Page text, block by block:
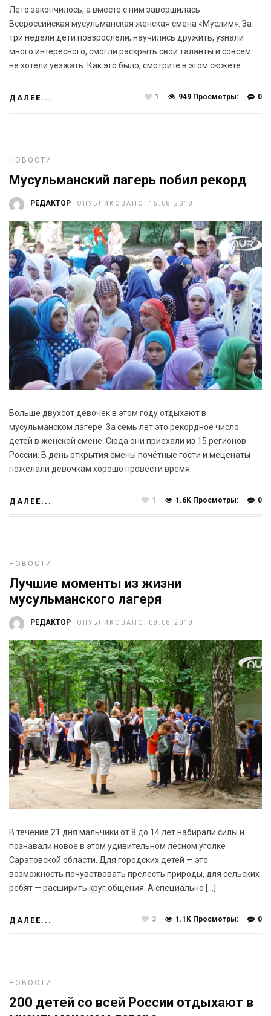
Лето закончилось, а вместе с ним завершилась
Всероссийская мусульманская женская смена «Муслим». За
три недели дети повзрослели, научились дружить, узнали
много интересного, смогли раскрыть свои таланты и совсем
не хотели уезжать. Как это было, смотрите в этом сюжете.
ДАЛЕЕ... 0
949 Просмотры:
1
НОВОСТИ
Мусульманский лагерь побил рекорд
РЕДАКТОР ОПУБЛИКОВАНО: 15.08.2018
Больше двухсот девочек в этом году отдыхают в
мусульманском лагере. За семь лет это рекордное число
детей в женской смене. Сюда они приехали из 15 регионов
России. В день открытия смены почётные гости и меценаты
пожелали девочкам хорошо провести время.
ДАЛЕЕ... 0
1.6K Просмотры:
1
НОВОСТИ
Лучшие моменты из жизни
мусульманского лагеря
РЕДАКТОР ОПУБЛИКОВАНО: 08.08.2018
В течение 21 дня мальчики от 8 до 14 лет набирали силы и
познавали новое в этом удивительном лесном уголке
Саратовской области. Для городских детей — это
возможность почувствовать прелесть природы, для сельских
ребят — расширить круг общения. А специально […]
ДАЛЕЕ... 0
1.1K Просмотры:
3
НОВОСТИ
200 детей со всей России отдыхают в